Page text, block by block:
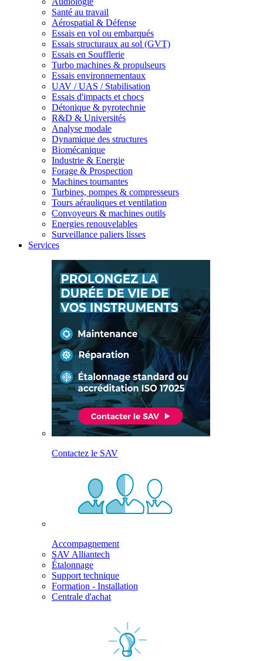
Santé au travail
Aérospatial & Défense
Essais en vol ou embarqués
Essais structuraux au sol (GVT)
Essais en Soufflerie
Turbo machines & propulseurs
Essais environnementaux
UAV / UAS / Stabilisation
Essais d'impacts et chocs
Détonique & pyrotechnie
R&D & Universités
Analyse modale
Dynamique des structures
Biomécanique
Industrie & Energie
Forage & Prospection
Machines tournantes
Turbines, pompes & compresseurs
Tours aérauliques et ventilation
Convoyeurs & machines outils
Energies renouvelables
Surveillance paliers lisses
Services
Contactez le SAV
Accompagnement
SAV Alliantech
Étalonnage
Support technique
Formation - Installation
Centrale d'achat